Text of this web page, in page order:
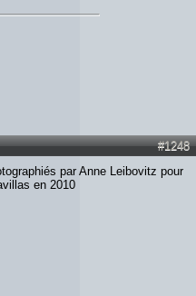
#1248
par Anne Leibovitz pour
en 2010